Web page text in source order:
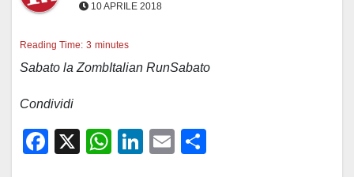
10 APRILE 2018
Reading Time: 3 minutes
Sabato la ZombItalian RunSabato
Condividi
F
X
W
Li
E